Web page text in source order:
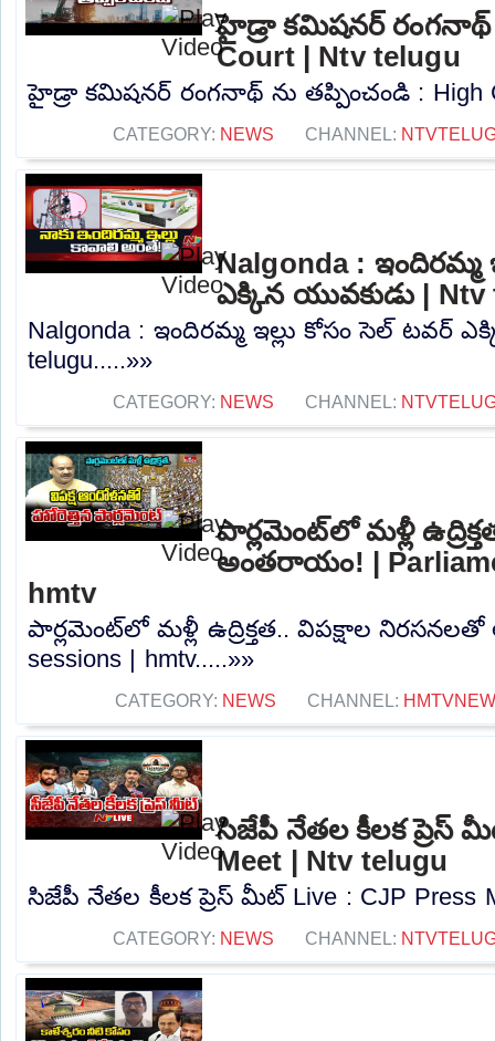
హైడ్రా కమిషనర్ రంగనాథ్
Court | Ntv telugu
హైడ్రా కమిషనర్ రంగనాథ్ ను తప్పించండి : High
CATEGORY: NEWS CHANNEL:
Nalgonda : ఇందిరమ్మ
ఎక్కిన యువకుడు | Ntv
Nalgonda : ఇందిరమ్మ ఇల్లు కోసం సెల్ టవర్
telugu.....»»
CATEGORY: NEWS CHANNEL:
పార్లమెంట్‌లో మళ్లీ
అంతరాయం! |
hmtv
పార్లమెంట్‌లో మళ్లీ ఉద్రిక్తత.. విపక్షాల
sessions | hmtv.....»»
CATEGORY: NEWS CHANNEL:
సిజేపీ నేతల కీలక ప్రెస్
Meet | Ntv telugu
సిజేపీ నేతల కీలక ప్రెస్ మీట్ Live : CJP Press
CATEGORY: NEWS CHANNEL: